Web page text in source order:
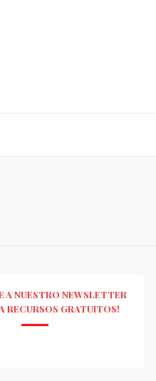
A NUESTRO NEWSLETTER
RECURSOS GRATUITOS!